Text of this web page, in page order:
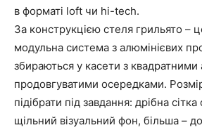
в форматі loft чи hi-tech.
За конструкцією стеля грильято –
модульна система з алюмінієвих
збираються у касети з квадратними
продовгуватими осередками.
підібрати під завдання: дрібна
щільний візуальний фон, більша –